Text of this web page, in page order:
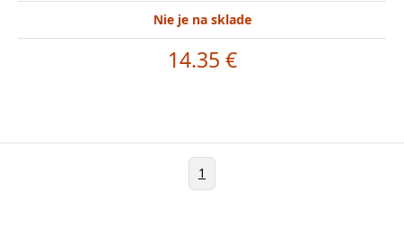
Nie je na sklade
14.35 €
1